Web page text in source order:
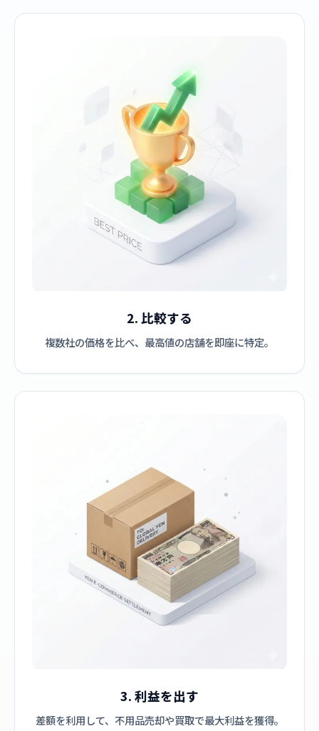
2. 比較する
複数社の価格を比べ、最高値の店舗を即座に特定。
3. 利益を出す
差額を利用して、不用品売却や買取で最大利益を獲得。